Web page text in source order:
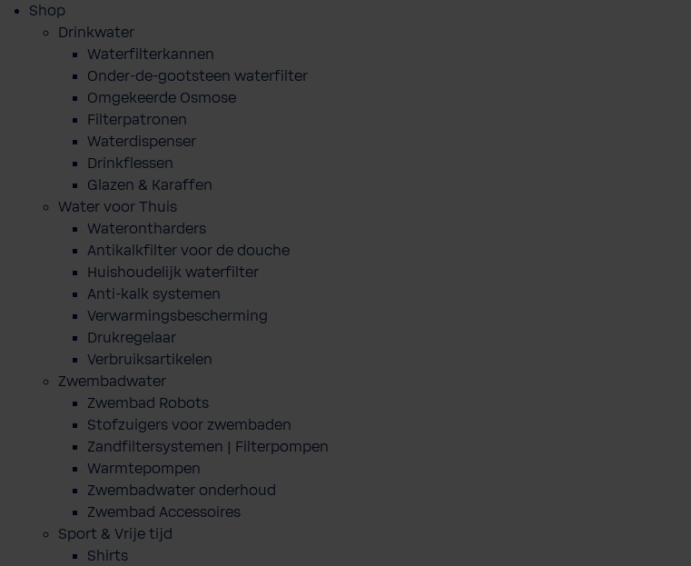
Shop
Drinkwater
Waterfilterkannen
Onder-de-gootsteen waterfilter
Omgekeerde Osmose
Filterpatronen
Waterdispenser
Drinkflessen
Glazen & Karaffen
Water voor Thuis
Waterontharders
Antikalkfilter voor de douche
Huishoudelijk waterfilter
Anti-kalk systemen
Verwarmingsbescherming
Drukregelaar
Verbruiksartikelen
Zwembadwater
Zwembad Robots
Stofzuigers voor zwembaden
Zandfiltersystemen | Filterpompen
Warmtepompen
Zwembadwater onderhoud
Zwembad Accessoires
Sport & Vrije tijd
Shirts